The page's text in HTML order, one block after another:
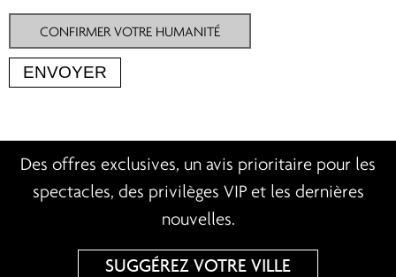
CONFIRMER VOTRE HUMANITÉ
Des offres exclusives, un avis prioritaire pour les
spectacles, des privilèges VIP et les dernières
nouvelles.
SUGGÉREZ VOTRE VILLE